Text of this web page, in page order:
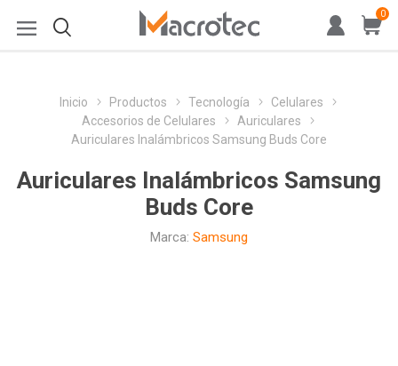
0
Inicio Productos Tecnología
Celulares
Accesorios de Celulares
Auriculares
Auriculares Inalámbricos Samsung Buds Core
Auriculares Inalámbricos Samsung
Buds Core
Marca: Samsung